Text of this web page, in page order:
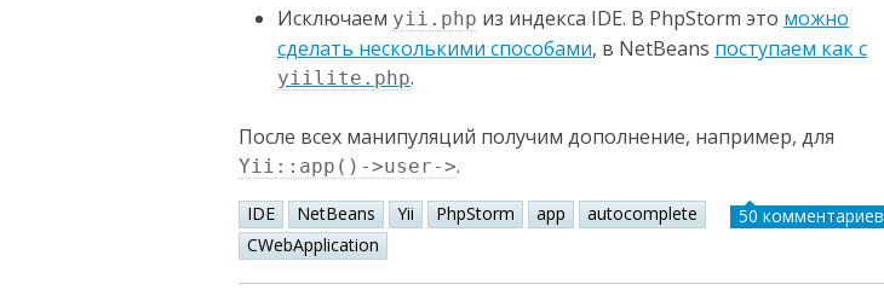
Исключаем yii.php из индекса IDE. В PhpStorm это можно
сделать несколькими способами, в NetBeans поступаем как с
yiilite.php.
После всех манипуляций получим дополнение, например, для
Yii::app()->user->.
IDE NetBeans Yii PhpStorm app
autocomplete
CWebApplication
50 комментариев